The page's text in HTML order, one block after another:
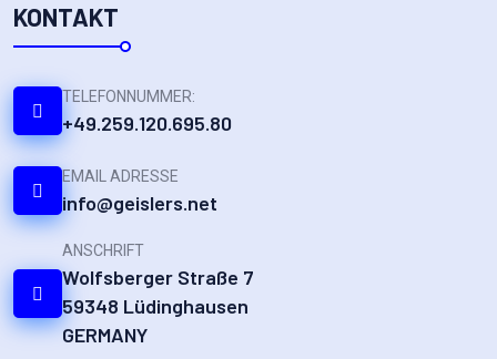
KONTAKT
TELEFONNUMMER:
+49.259.120.695.80
EMAIL ADRESSE
info@geislers.net
ANSCHRIFT
Wolfsberger Straße 7
59348 Lüdinghausen
GERMANY